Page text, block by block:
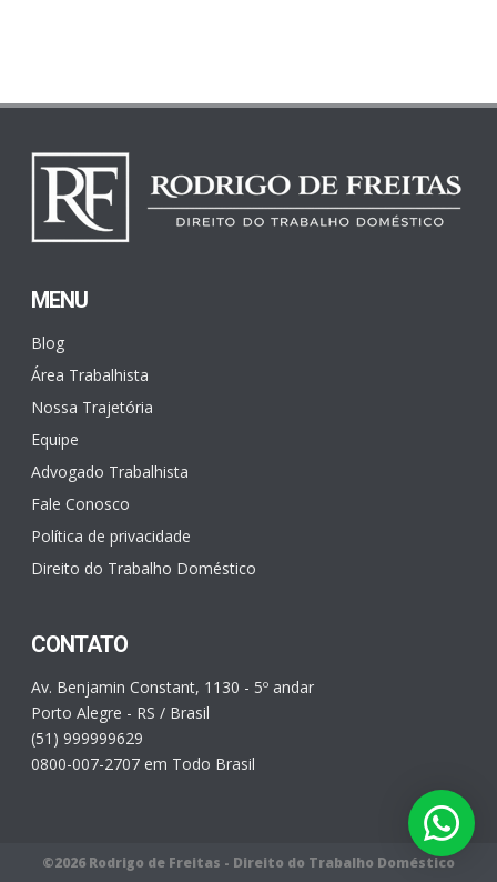
MENU
Blog
Área Trabalhista
Nossa Trajetória
Equipe
Advogado Trabalhista
Fale Conosco
Política de privacidade
Direito do Trabalho Doméstico
CONTATO
Av. Benjamin Constant, 1130 - 5º andar
Porto Alegre - RS / Brasil
(51) 999999629
0800-007-2707 em Todo Brasil
©2026 Rodrigo de Freitas - Direito do Trabalho Doméstico